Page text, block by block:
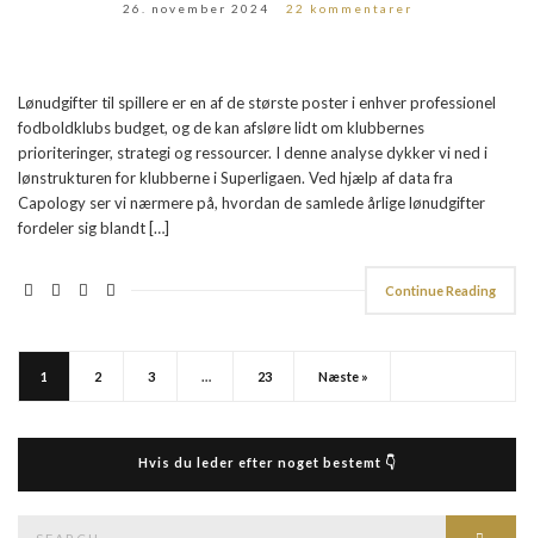
26. november 2024 22 kommentarer
Lønudgifter til spillere er en af de største poster i enhver professionel
fodboldklubs budget, og de kan afsløre lidt om klubbernes
prioriteringer, strategi og ressourcer. I denne analyse dykker vi ned i
lønstrukturen for klubberne i Superligaen. Ved hjælp af data fra
Capology ser vi nærmere på, hvordan de samlede årlige lønudgifter
fordeler sig blandt […]
Continue Reading
1 2 3 … 23 Næste »
Hvis du leder efter noget bestemt 👇